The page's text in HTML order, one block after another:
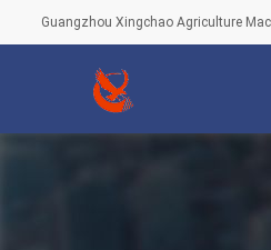
Guangzhou Xingchao Agriculture